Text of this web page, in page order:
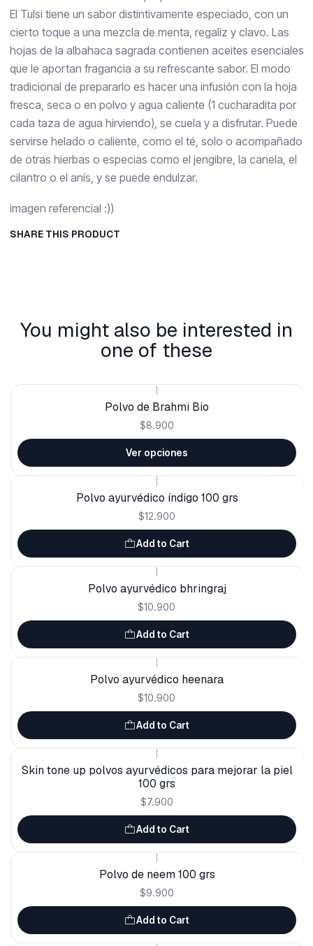
El Tulsi tiene un sabor distintivamente especiado, con un
cierto toque a una mezcla de menta, regaliz y clavo. Las
hojas de la albahaca sagrada contienen aceites esenciales
que le aportan fragancia a su refrescante sabor. El modo
tradicional de prepararlo es hacer una infusión con la hoja
fresca, seca o en polvo y agua caliente (1 cucharadita por
cada taza de agua hirviendo), se cuela y a disfrutar. Puede
servirse helado o caliente, como el té, solo o acompañado
de otras hierbas o especias como el jengibre, la canela, el
cilantro o el anís, y se puede endulzar.
imagen referencial :))
SHARE THIS PRODUCT
You might also be interested in
one of these
Polvo de Brahmi Bio
$8.900
Ver opciones
Polvo ayurvédico índigo 100 grs
$12.900
Add to Cart
Polvo ayurvédico bhringraj
$10.900
Add to Cart
Polvo ayurvédico heenara
$10.900
Add to Cart
Skin tone up polvos ayurvédicos para mejorar la piel
100 grs
$7.900
Add to Cart
Polvo de neem 100 grs
$9.900
Add to Cart